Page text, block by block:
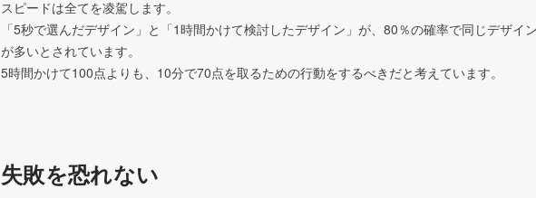
スピードは全てを凌駕します。
「5秒で選んだデザイン」と「1時間かけて検討したデザイン」が、80％の確率で同じデザイ
が多いとされています。
5時間かけて100点よりも、10分で70点を取るための行動をするべきだと考えています。
失敗を恐れない